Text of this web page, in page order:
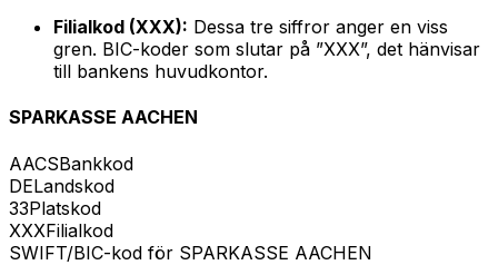
Filialkod (XXX): Dessa tre siffror anger en viss
gren. BIC-koder som slutar på ”XXX”, det hänvisar
till bankens huvudkontor.
SPARKASSE AACHEN
AACSBankkod
DELandskod
33Platskod
XXXFilialkod
SWIFT/BIC-kod för SPARKASSE AACHEN